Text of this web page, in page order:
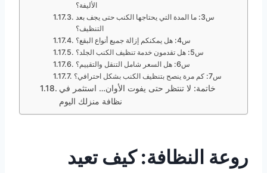
الأليفة؟
س3: ما المدة التي يحتاجها الكنب حتى يجف بعد
التنظيف؟
س4: هل يمكنكم إزالة جميع أنواع البقع؟
س5: هل تقدمون خدمة تنظيف الكنب الجلد؟
س6: هل السعر شامل التنقل والتقييم؟
س7: كم مرة ينصح بتنظيف الكنب بشكل احترافي؟
خاتمة: لا تنتظر حتى يفوت الأوان… استثمر في
نظافة منزلك اليوم
روعة النظافة: كيف تعيد